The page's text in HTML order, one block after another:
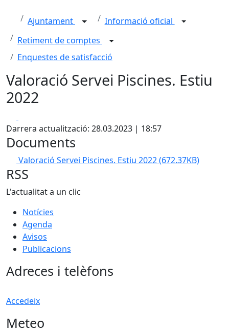
Ajuntament
Informació oficial
Retiment de comptes
Enquestes de satisfacció
Valoració Servei Piscines. Estiu
2022
Darrera actualització: 28.03.2023 | 18:57
Documents
Valoració Servei Piscines. Estiu 2022(672.37KB)
RSS
L'actualitat a un clic
Notícies
Agenda
Avisos
Publicacions
Adreces i telèfons
Accedeix
Meteo